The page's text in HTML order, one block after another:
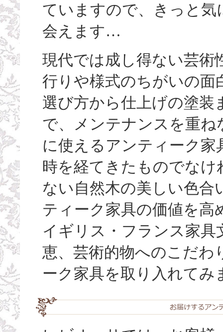
ていますので、きっと
会えます…
現代では成し得ない芸術
行りや様式のちがいの面
選び方から仕上げの塗
で、メンテナンスを重
に使えるアンティーク
時を経てきたものでな
ない自然木の美しい色合
ティーク家具の価値を高
イギリス・フランス家
恵、芸術的物へのこだわ
ーク家具を取り入れてみ